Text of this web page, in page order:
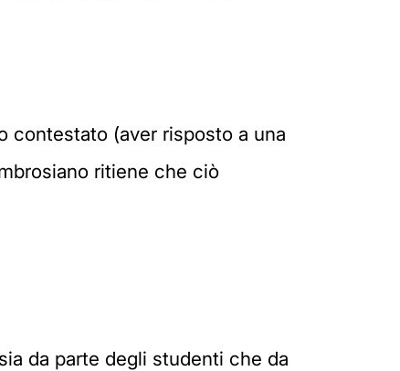
contestato (aver risposto a una
ritiene che ciò
da parte degli studenti che da